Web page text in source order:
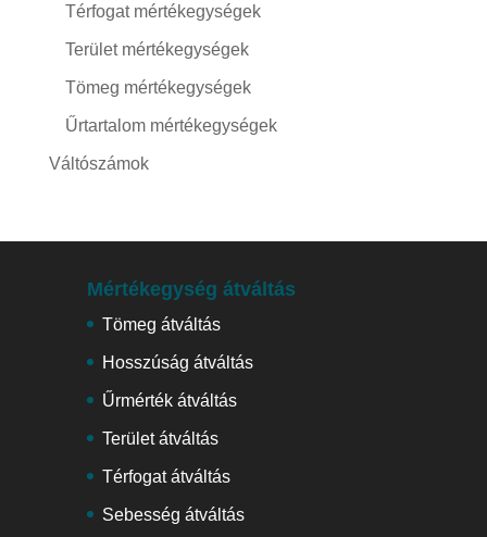
Térfogat mértékegységek
Terület mértékegységek
Tömeg mértékegységek
Űrtartalom mértékegységek
Váltószámok
Mértékegység átváltás
Tömeg átváltás
Hosszúság átváltás
Űrmérték átváltás
Terület átváltás
Térfogat átváltás
Sebesség átváltás